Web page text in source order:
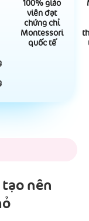
100% giáo
viên đạt
chứng chỉ
Montessori
quốc tế
nên